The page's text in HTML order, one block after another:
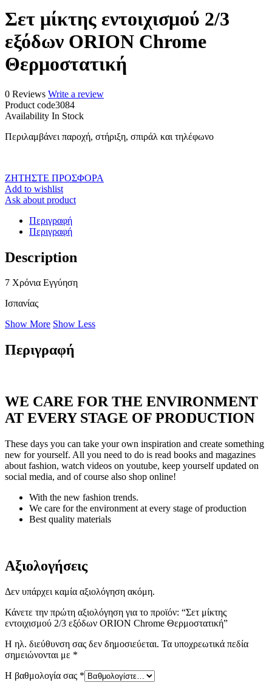
Σετ μίκτης εντοιχισμού 2/3
εξόδων ORION Chrome
Θερμοστατική
0 Reviews Write a review
Product code3084
Availability In Stock
Περιλαμβάνει παροχή, στήριξη, σπιράλ και τηλέφωνο
ΖΗΤΗΣΤΕ ΠΡΟΣΦΟΡΑ
Add to wishlist
Ask about product
Περιγραφή
Περιγραφή
Description
7 Χρόνια Εγγύηση
Ισπανίας
Show More Show Less
Περιγραφή
WE CARE FOR THE ENVIRONMENT
AT EVERY STAGE OF PRODUCTION
These days you can take your own inspiration and create something
new for yourself. All you need to do is read books and magazines
about fashion, watch videos on youtube, keep yourself updated on
social media, and of course also shop online!
With the new fashion trends.
We care for the environment at every stage of production
Best quality materials
Αξιολογήσεις
Δεν υπάρχει καμία αξιολόγηση ακόμη.
Κάνετε την πρώτη αξιολόγηση για το προϊόν: “Σετ μίκτης
εντοιχισμού 2/3 εξόδων ORION Chrome Θερμοστατική”
Η ηλ. διεύθυνση σας δεν δημοσιεύεται. Τα υποχρεωτικά πεδία
σημειώνονται με *
Η βαθμολογία σας *